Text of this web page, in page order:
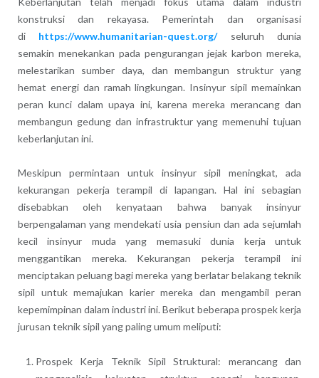
konstruksi dan rekayasa. Pemerintah dan organisasi
di https://www.humanitarian-quest.org/seluruh dunia
semakin menekankan pada pengurangan jejak karbon mereka,
melestarikan sumber daya, dan membangun struktur yang
hemat energi dan ramah lingkungan. Insinyur sipil memainkan
peran kunci dalam upaya ini, karena mereka merancang dan
membangun gedung dan infrastruktur yang memenuhi tujuan
keberlanjutan ini.
Meskipun permintaan untuk insinyur sipil meningkat, ada
kekurangan pekerja terampil di lapangan. Hal ini sebagian
disebabkan oleh kenyataan bahwa banyak insinyur
berpengalaman yang mendekati usia pensiun dan ada sejumlah
kecil insinyur muda yang memasuki dunia kerja untuk
menggantikan mereka. Kekurangan pekerja terampil ini
menciptakan peluang bagi mereka yang berlatar belakang teknik
sipil untuk memajukan karier mereka dan mengambil peran
kepemimpinan dalam industri ini. Berikut beberapa prospek kerja
jurusan teknik sipil yang paling umum meliputi:
Prospek Kerja Teknik Sipil Struktural: merancang dan